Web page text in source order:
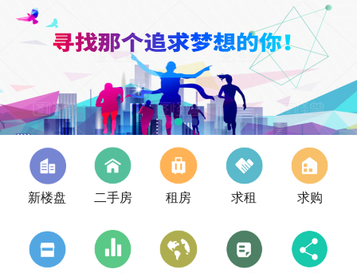
新楼盘 二手房 租房 求租 求购